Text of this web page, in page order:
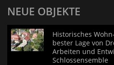
NEUE OBJEKTE
Historisches
bester Lage von
Arbeiten und
Schlossensemble